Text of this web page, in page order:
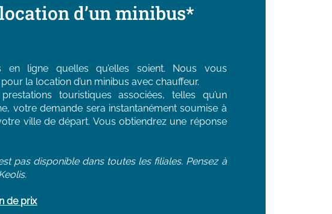
d’un minibus*
en ligne quelles qu’elles soient. Nous vous
la location d’un minibus avec chauffeur.
touristiques associées, telles qu’un
votre demande sera instantanément soumise à
ville de départ. Vous obtiendrez une réponse
pas disponible dans toutes les filiales. Pensez à
de prix